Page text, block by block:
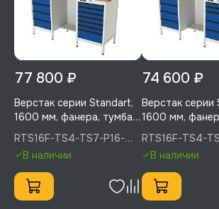
77 800 ₽
Верстак серии Standart,
1600 мм, фанера, тумба с
7-ю ящиками, экран
1000, синий (светло-
серый) RA, RUNTEC,
RTS16F-TS4-TS7-P16-
P16-5005(7035)
RTS16F-TS4-TS7-P16-
P16-5005(7035), RUNTEC
В наличии
74 600 ₽
Верстак серии
1600 мм,
5-ю ящиками,
1000, синий
серый) RA,
RTS16F-TS4-
P16-5005(7035)
RTS16F-TS4-
P16-
В наличии